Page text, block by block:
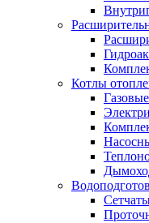
Котлы